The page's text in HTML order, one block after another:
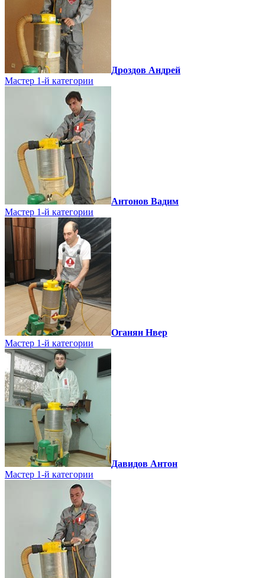
Дроздов Андрей
Мастер 1-й категории
Антонов Вадим
Мастер 1-й категории
Оганян Нвер
Мастер 1-й категории
Давидов Антон
Мастер 1-й категории